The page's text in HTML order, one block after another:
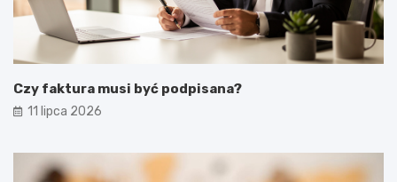
Czy faktura musi być podpisana?
11 lipca 2026